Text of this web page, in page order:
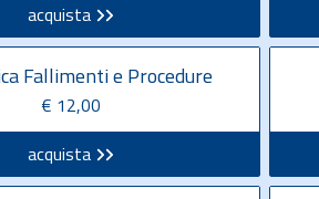
acquista
Fallimenti e Procedure
€ 12,00
acquista